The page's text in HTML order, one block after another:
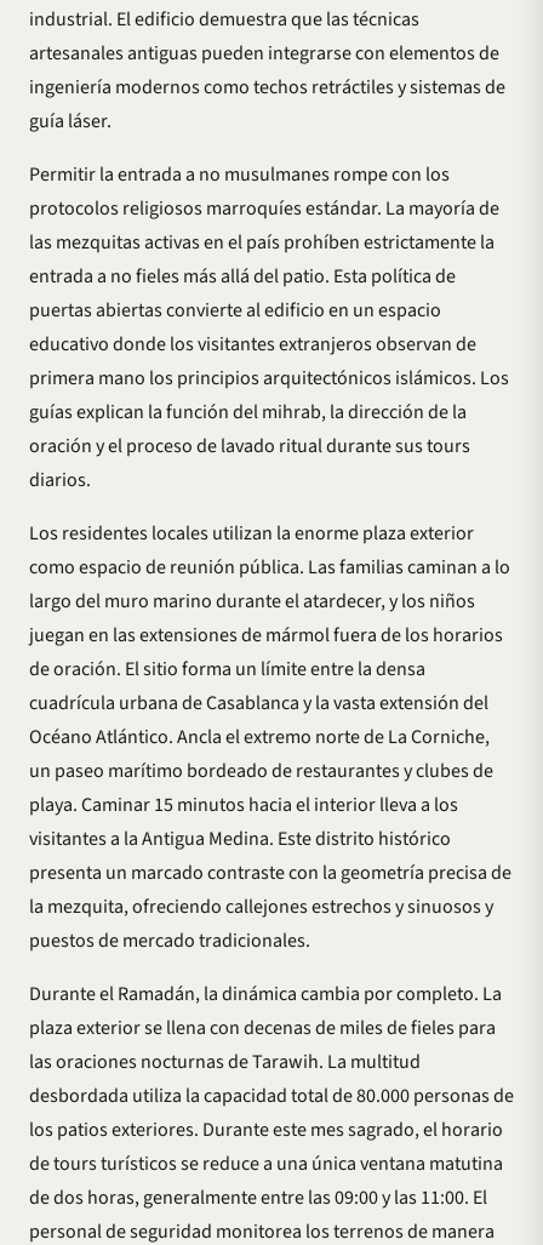
industrial. El edificio demuestra que las técnicas
artesanales antiguas pueden integrarse con elementos de
ingeniería modernos como techos retráctiles y sistemas de
guía láser.
Permitir la entrada a no musulmanes rompe con los
protocolos religiosos marroquíes estándar. La mayoría de
las mezquitas activas en el país prohíben estrictamente la
entrada a no fieles más allá del patio. Esta política de
puertas abiertas convierte al edificio en un espacio
educativo donde los visitantes extranjeros observan de
primera mano los principios arquitectónicos islámicos. Los
guías explican la función del mihrab, la dirección de la
oración y el proceso de lavado ritual durante sus tours
diarios.
Los residentes locales utilizan la enorme plaza exterior
como espacio de reunión pública. Las familias caminan a lo
largo del muro marino durante el atardecer, y los niños
juegan en las extensiones de mármol fuera de los horarios
de oración. El sitio forma un límite entre la densa
cuadrícula urbana de Casablanca y la vasta extensión del
Océano Atlántico. Ancla el extremo norte de La Corniche,
un paseo marítimo bordeado de restaurantes y clubes de
playa. Caminar 15 minutos hacia el interior lleva a los
visitantes a la Antigua Medina. Este distrito histórico
presenta un marcado contraste con la geometría precisa de
la mezquita, ofreciendo callejones estrechos y sinuosos y
puestos de mercado tradicionales.
Durante el Ramadán, la dinámica cambia por completo. La
plaza exterior se llena con decenas de miles de fieles para
las oraciones nocturnas de Tarawih. La multitud
desbordada utiliza la capacidad total de 80.000 personas de
los patios exteriores. Durante este mes sagrado, el horario
de tours turísticos se reduce a una única ventana matutina
de dos horas, generalmente entre las 09:00 y las 11:00. El
personal de seguridad monitorea los terrenos de manera